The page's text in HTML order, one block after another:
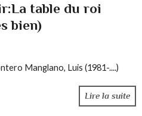
table du roi
bien)
Lire la suite